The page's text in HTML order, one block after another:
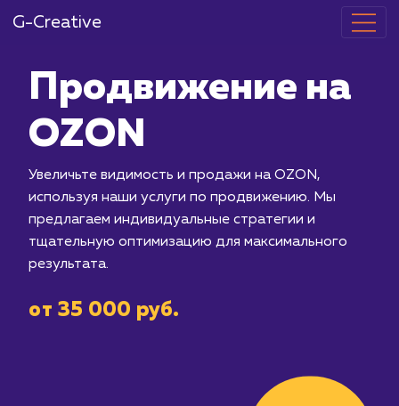
G-Creative
OZON
Увеличьте видимость и продажи на
используя наши услуги по
предлагаем индивидуальные